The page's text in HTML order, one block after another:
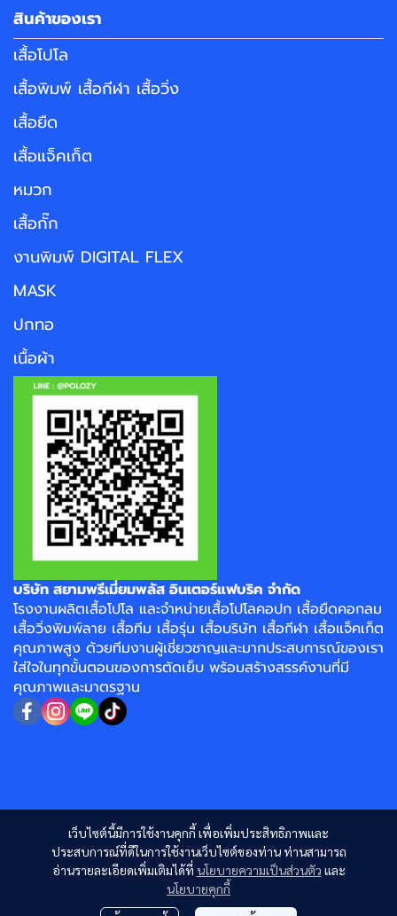
เว็บไซต์นี้มีการใช้งานคุกกี้ เพื่อเพิ่มประสิทธิภาพและ
ประสบการณ์ที่ดีในการใช้งานเว็บไซต์ของท่าน ท่านสามารถ
อ่านรายละเอียดเพิ่มเติมได้ที่ นโยบายความเป็นส่วนตัว และ
นโยบายคุกกี้
สินค้าของเรา
เสื้อโปโล
เสื้อพิมพ์ เสื้อกีฬา เสื้อวิ่ง
เสื้อยืด
เสื้อแจ็คเก็ต
หมวก
เสื้อกั๊ก
งานพิมพ์ DIGITAL FLEX
MASK
ปกทอ
เนื้อผ้า
บริษัท สยามพรีเมี่ยมพลัส อินเตอร์แฟบริค จำกัด
โรงงานผลิตเสื้อโปโล และจำหน่ายเสื้อโปโลคอปก เสื้อยืดคอกลม
เสื้อวิ่งพิมพ์ลาย เสื้อทีม เสื้อรุ่น เสื้อบริษัท เสื้อกีฬา เสื้อแจ็คเก็ต
คุณภาพสูง ด้วยทีมงานผู้เชี่ยวชาญและมากประสบการณ์ของเรา
ใส่ใจในทุกขั้นตอนของการตัดเย็บ พร้อมสร้างสรรค์งานที่มี
คุณภาพและมาตรฐาน